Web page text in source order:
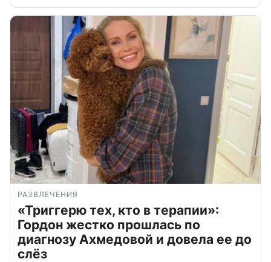
РАЗВЛЕЧЕНИЯ
«Триггерю тех, кто в терапии»:
Гордон жестко прошлась по
диагнозу Ахмедовой и довела ее до
слёз